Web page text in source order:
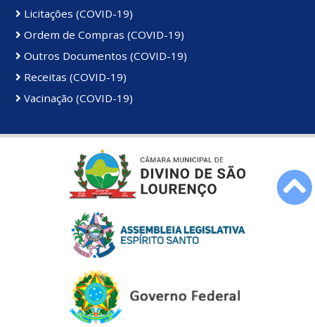
Licitações (COVID-19)
Ordem de Compras (COVID-19)
Outros Documentos (COVID-19)
Receitas (COVID-19)
Vacinação (COVID-19)